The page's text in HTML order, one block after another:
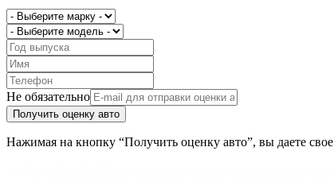
Не обязательно
Получить оценку авто
Нажимая на кнопку “Получить оценку авто”, вы даете свое